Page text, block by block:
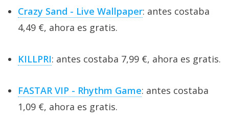
Crazy Sand - Live Wallpaper: antes costaba
4,49 €, ahora es gratis.
KILLPRI: antes costaba 7,99 €, ahora es gratis.
FASTAR VIP - Rhythm Game: antes costaba
1,09 €, ahora es gratis.